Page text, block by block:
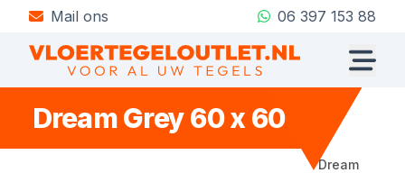
Mail ons 06 397 153 88
Dream Grey 60 x 60
Dream